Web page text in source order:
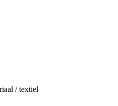
/ textiel